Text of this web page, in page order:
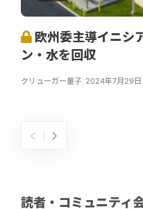
欧州委主導イニシ
ン・水を回収
クリューガー量子, 2024年7月29日
読者・コミュニティ